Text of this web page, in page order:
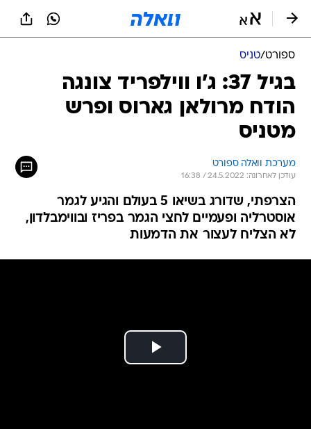
ספורט/טניס
בגיל 37: ג'ו ווילפריד צונגה
הודח מרולאן גארוס ופרש
מטניס
מערכת וואלה ספורט
עודכן לאחרונה: 24.5.2022 / 16:38
הצרפתי, שדורג בשיאו 5 בעולם והגיע לגמר
אוסטרליה ופעמיים לחצי הגמר בפריז ובווימבלדון,
לא הצליח לעצור את הדמעות